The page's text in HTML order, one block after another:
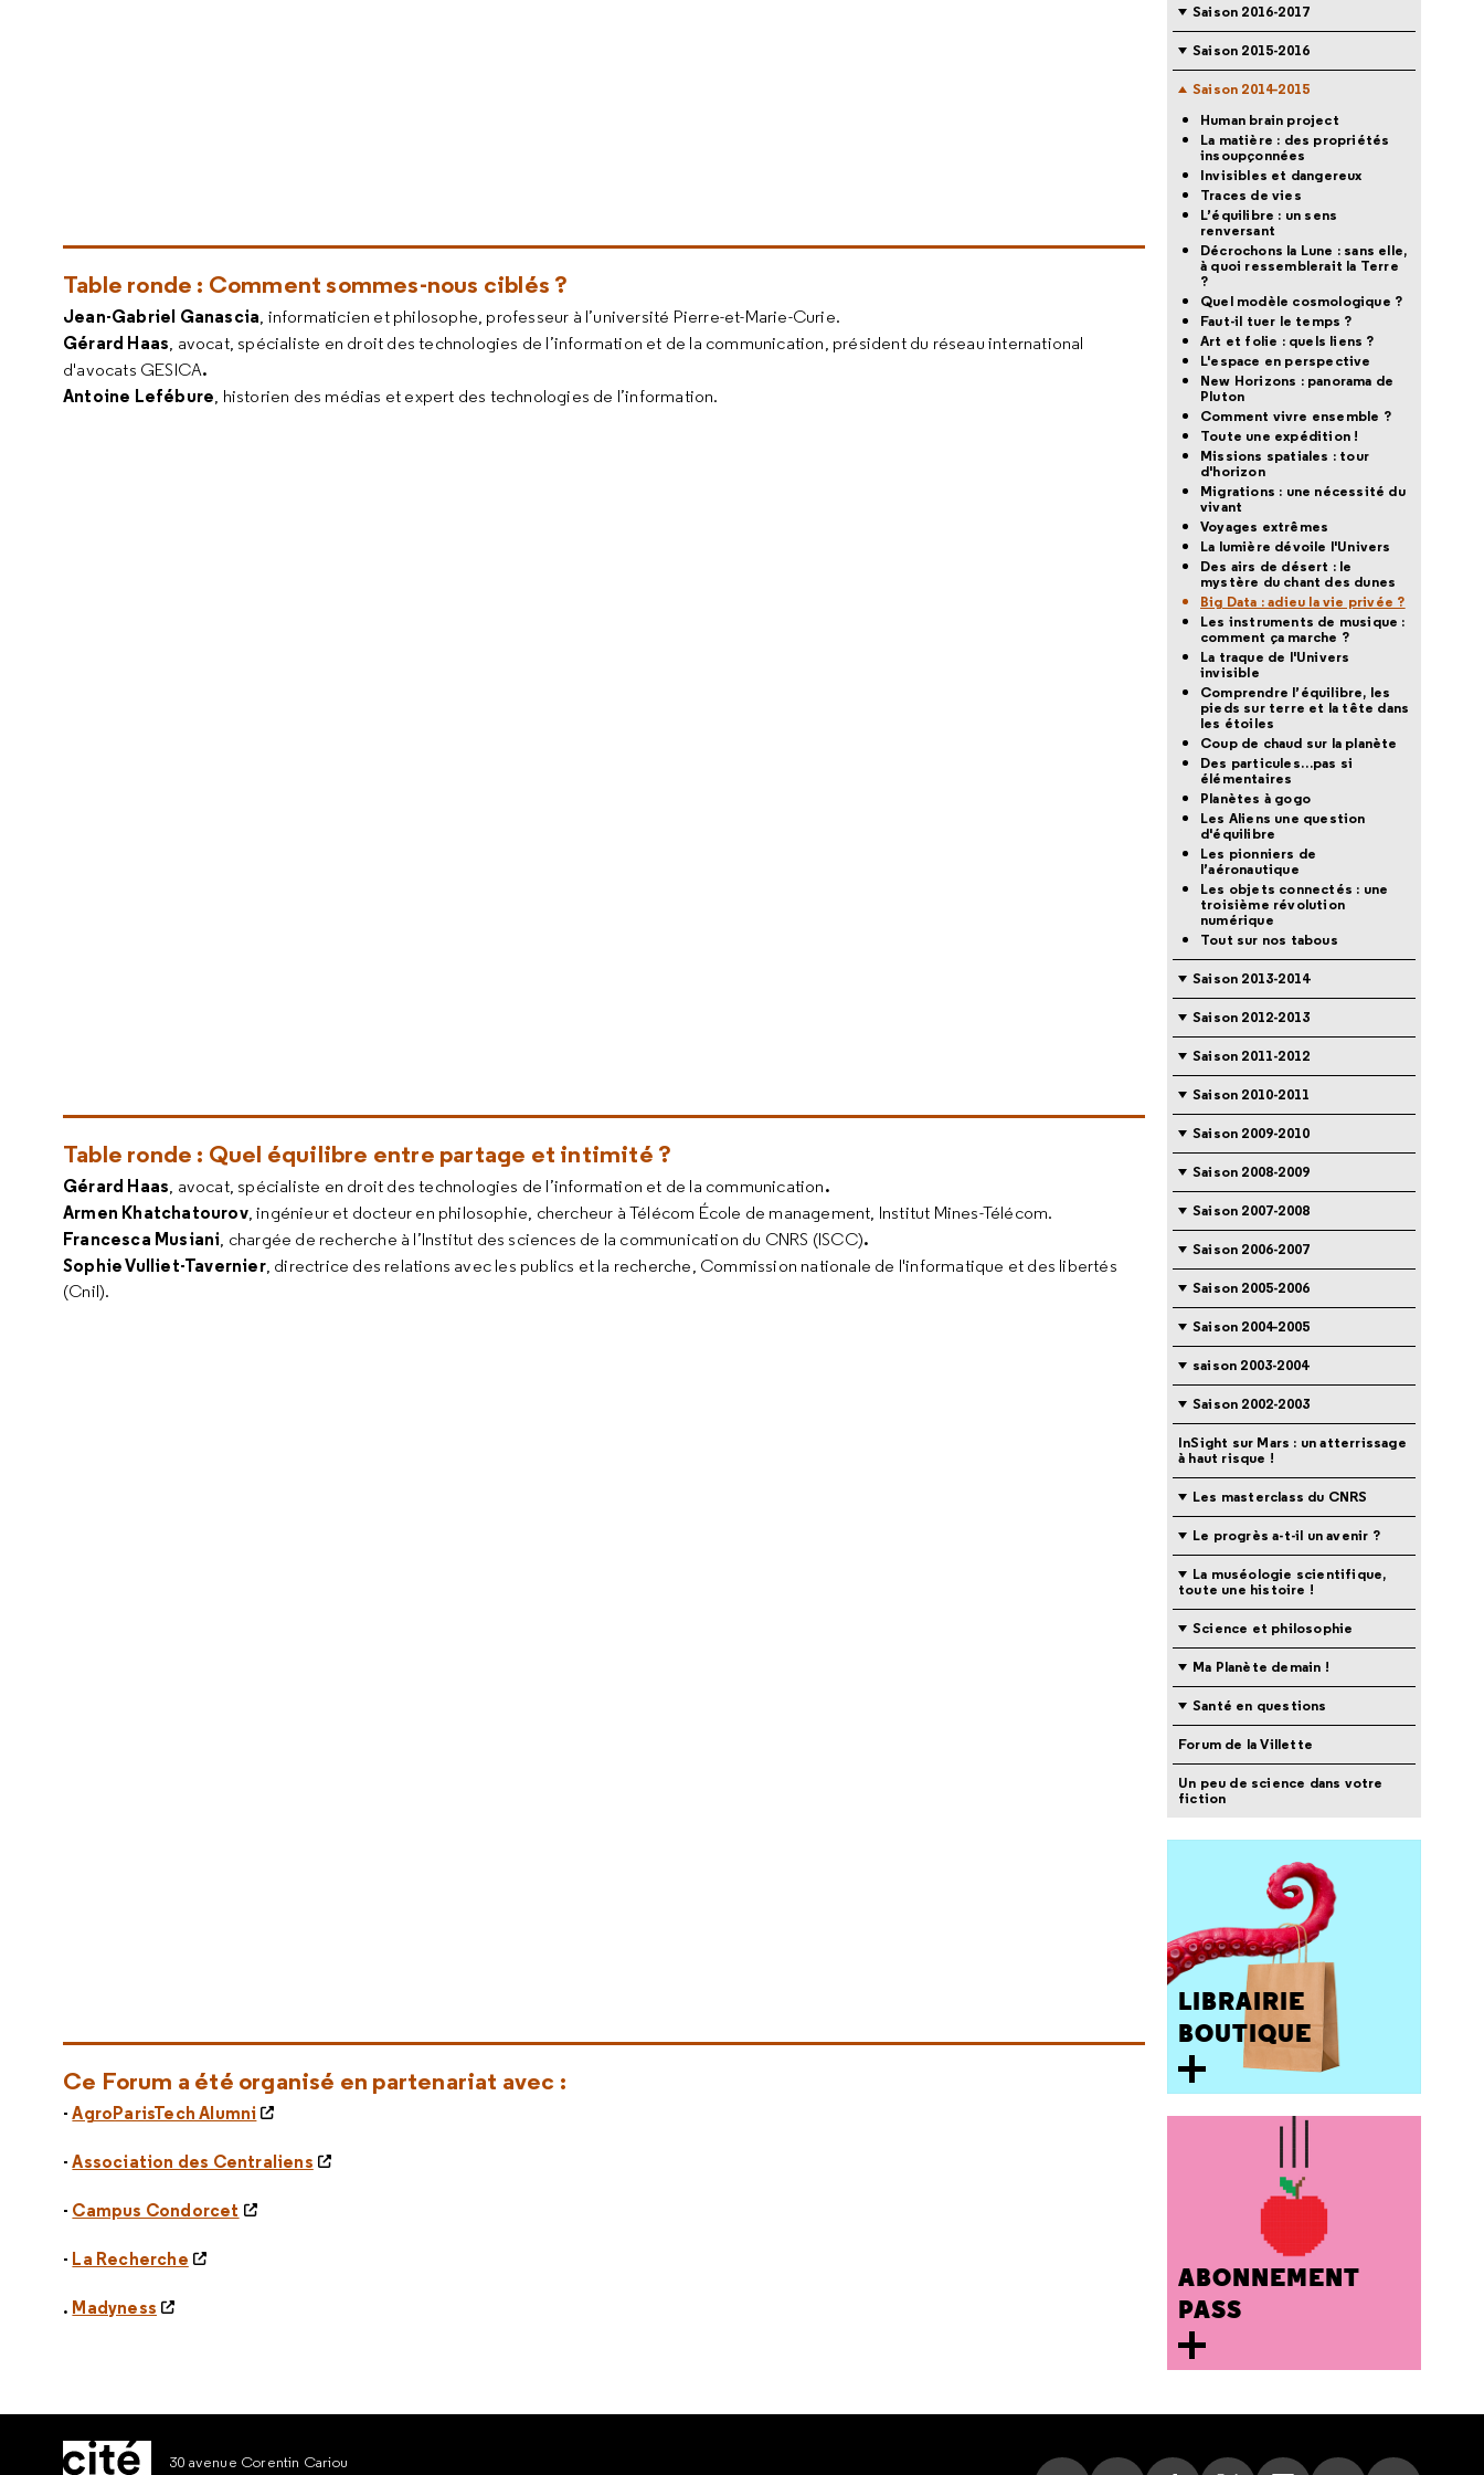
Table ronde : Comment sommes-nous ciblés ?
Jean-Gabriel Ganascia, informaticien et philosophe, professeur à l’université Pierre-et-Marie-Curie.
Gérard Haas, avocat, spécialiste en droit des technologies de l’information et de la communication, président du réseau international
d'avocats GESICA.
Antoine Lefébure, historien des médias et expert des technologies de l’information.
Table ronde : Quel équilibre entre partage et intimité ?
Gérard Haas, avocat, spécialiste en droit des technologies de l’information et de la communication.
Armen Khatchatourov, ingénieur et docteur en philosophie, chercheur à Télécom École de management, Institut Mines-Télécom.
Francesca Musiani, chargée de recherche à l’Institut des sciences de la communication du CNRS (ISCC).
Sophie Vulliet-Tavernier, directrice des relations avec les publics et la recherche, Commission nationale de l'informatique et des libertés
(Cnil).
Ce Forum a été organisé en partenariat avec :
-AgroParisTech Alumni
-Association des Centraliens
- Campus Condorcet
- La Recherche
. Madyness
Saison 2016-2017
Saison 2015-2016
Saison 2014-2015
Human brain project
La matière : des propriétés
insoupçonnées
Invisibles et dangereux
Traces de vies
L’équilibre : un sens
renversant
Décrochons la Lune : sans elle,
à quoi ressemblerait la Terre
?
Quel modèle cosmologique ?
Faut-il tuer le temps ?
Art et folie : quels liens ?
L'espace en perspective
New Horizons : panorama de
Pluton
Comment vivre ensemble ?
Toute une expédition !
Missions spatiales : tour
d'horizon
Migrations : une nécessité du
vivant
Voyages extrêmes
La lumière dévoile l'Univers
Des airs de désert : le
mystère du chant des dunes
Big Data : adieu la vie privée ?
Les instruments de musique :
comment ça marche ?
La traque de l'Univers
invisible
Comprendre l’équilibre, les
pieds sur terre et la tête dans
les étoiles
Coup de chaud sur la planète
Des particules…pas si
élémentaires
Planètes à gogo
Les Aliens une question
d'équilibre
Les pionniers de
l’aéronautique
Les objets connectés : une
troisième révolution
numérique
Tout sur nos tabous
Saison 2013-2014
Saison 2012-2013
Saison 2011-2012
Saison 2010-2011
Saison 2009-2010
Saison 2008-2009
Saison 2007-2008
Saison 2006-2007
Saison 2005-2006
Saison 2004-2005
saison 2003-2004
Saison 2002-2003
InSight sur Mars : un atterrissage
à haut risque !
Les masterclass du CNRS
Le progrès a-t-il un avenir ?
La muséologie scientifique,
toute une histoire !
Science et philosophie
Ma Planète demain !
Santé en questions
Forum de la Villette
Un peu de science dans votre
fiction
LIBRAIRIE
BOUTIQUE
ABONNEMENT
PASS
30 avenue Corentin Cariou